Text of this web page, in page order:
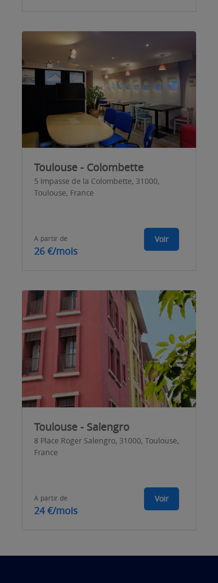
Toulouse - Colombette
5 Impasse de la Colombette, 31000,
Toulouse, France
A partir de
26 €/mois
Voir
Toulouse - Salengro
8 Place Roger Salengro, 31000, Toulouse,
France
A partir de
24 €/mois
Voir